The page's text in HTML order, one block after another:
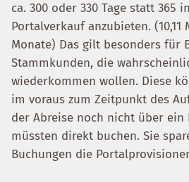
ca. 300 oder 330 Tage statt 365
Portalverkauf anzubieten. (10,11
Monate) Das gilt besonders für
Stammkunden, die
wiederkommen wollen. Diese
im voraus zum Zeitpunkt des
der Abreise noch nicht über ein
müssten direkt buchen. Sie
Buchungen die